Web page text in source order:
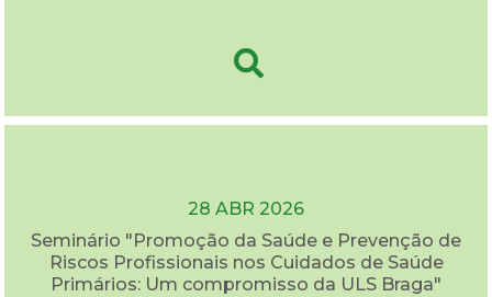
28 ABR 2026
Seminário "Promoção da Saúde e Prevenção de
Riscos Profissionais nos Cuidados de Saúde
Primários: Um compromisso da ULS Braga"